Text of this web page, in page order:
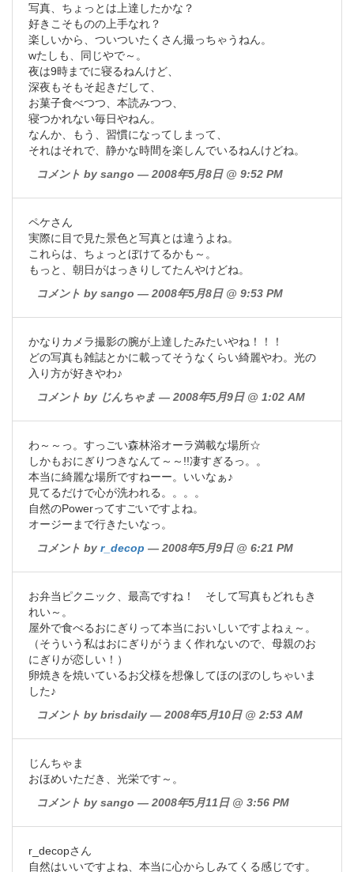
写真、ちょっとは上達したかな？
好きこそものの上手なれ？
楽しいから、ついついたくさん撮っちゃうねん。
wたしも、同じやで～。
夜は9時までに寝るねんけど、
深夜もそもそ起きだして、
お菓子食べつつ、本読みつつ、
寝つかれない毎日やねん。
なんか、もう、習慣になってしまって、
それはそれで、静かな時間を楽しんでいるねんけどね。
コメント by sango — 2008年5月8日 @ 9:52 PM
ペケさん
実際に目で見た景色と写真とは違うよね。
これらは、ちょっとぼけてるかも～。
もっと、朝日がはっきりしてたんやけどね。
コメント by sango — 2008年5月8日 @ 9:53 PM
かなりカメラ撮影の腕が上達したみたいやね！！！
どの写真も雑誌とかに載ってそうなくらい綺麗やわ。光の
入り方が好きやわ♪
コメント by じんちゃま — 2008年5月9日 @ 1:02 AM
わ～～っ。すっごい森林浴オーラ満載な場所☆
しかもおにぎりつきなんて～～!!凄すぎるっ。。
本当に綺麗な場所ですねーー。いいなぁ♪
見てるだけで心が洗われる。。。。
自然のPowerってすごいですよね。
オージーまで行きたいなっ。
コメント by r_decop — 2008年5月9日 @ 6:21 PM
お弁当ピクニック、最高ですね！ そして写真もどれもき
れい～。
屋外で食べるおにぎりって本当においしいですよねぇ～。
（そういう私はおにぎりがうまく作れないので、母親のお
にぎりが恋しい！）
卵焼きを焼いているお父様を想像してほのぼのしちゃいま
した♪
コメント by brisdaily — 2008年5月10日 @ 2:53 AM
じんちゃま
おほめいただき、光栄です～。
コメント by sango — 2008年5月11日 @ 3:56 PM
r_decopさん
自然はいいですよね、本当に心からしみてくる感じです。